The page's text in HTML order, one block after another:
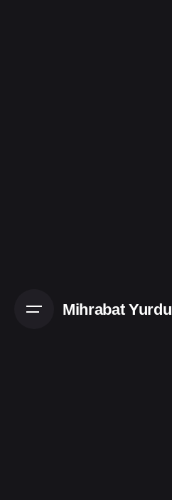
Mihrabat Yurdu